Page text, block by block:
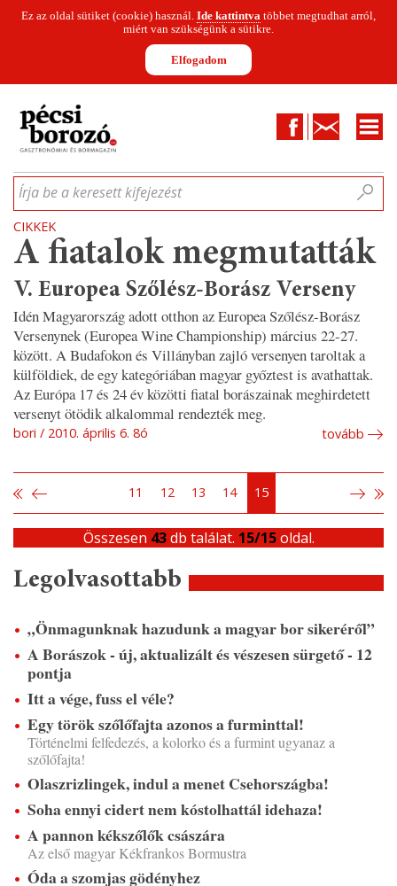
Ez az oldal sütiket (cookie) használ. Ide kattintva többet megtudhat arról,
miért van szükségünk a sütikre.
Elfogadom
FacebookKapcsolat
CIKKEKHÍREKINFOGRAFIKÁKMUNKATÁRSAKWINESOFA
Írja be a keresett kifejezést
CIKKEK
A fiatalok megmutatták
V. Europea Szőlész-Borász Verseny
Idén Magyarország adott otthon az Europea Szőlész-Borász
Versenynek (Europea Wine Championship) március 22-27.
között. A Budafokon és Villányban zajló versenyen taroltak a
külföldiek, de egy kategóriában magyar győztest is avathattak.
Az Európa 17 és 24 év közötti fiatal borászainak meghirdetett
versenyt ötödik alkalommal rendezték meg.
bori 2010. április 6. 8ó tovább
11 12 13 14 15
Összesen 43db találat. 15/15oldal.
Legolvasottabb
„Önmagunknak hazudunk a magyar bor sikeréről”
A Borászok - új, aktualizált és vészesen sürgető - 12
pontja
Itt a vége, fuss el véle?
Egy török szőlőfajta azonos a furminttal!
Történelmi felfedezés, a kolorko és a furmint ugyanaz a
szőlőfajta!
Olaszrizlingek, indul a menet Csehországba!
Soha ennyi cidert nem kóstolhattál idehaza!
A pannon kékszőlők császára
Az első magyar Kékfrankos Bormustra
Óda a szomjas gödényhez